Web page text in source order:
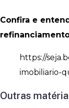
Confira e
https://
imobiliario-
Outras